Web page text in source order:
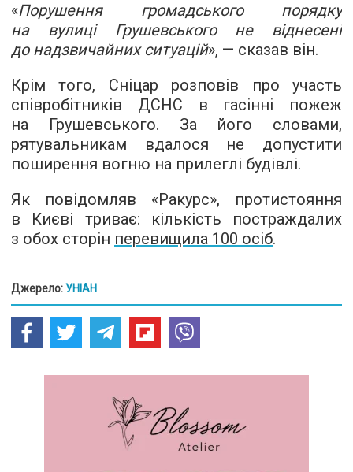
«Порушення громадського порядку
на вулиці Грушевського не віднесені
до надзвичайних ситуацій», — сказав він.
Крім того, Сніцар розповів про участь
співробітників ДСНС в гасінні пожеж
на Грушевського. За його словами,
рятувальникам вдалося не допустити
поширення вогню на прилеглі будівлі.
Як повідомляв «Ракурс», протистояння
в Києві триває: кількість постраждалих
з обох сторін перевищила 100 осіб.
Джерело: УНІАН